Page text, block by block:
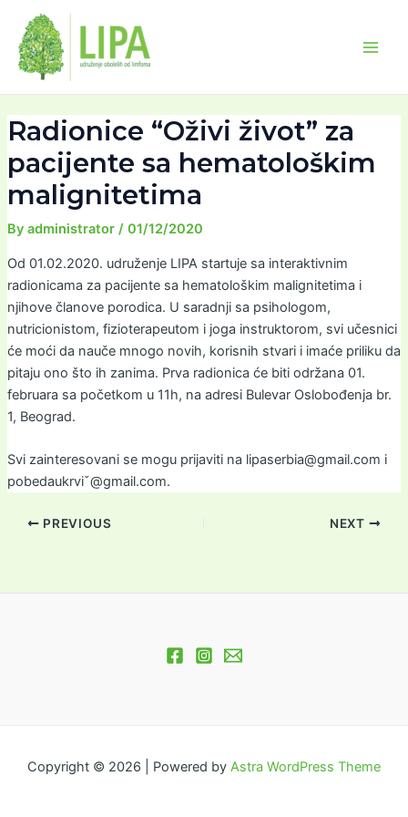
content
Radionice “Oživi život” za
pacijente sa hematološkim
malignitetima
By administrator / 01/12/2020
Od 01.02.2020. udruženje LIPA startuje sa interaktivnim
radionicama za pacijente sa hematološkim malignitetima i
njihove članove porodica. U saradnji sa psihologom,
nutricionistom, fizioterapeutom i joga instruktorom, svi učesnici
će moći da nauče mnogo novih, korisnih stvari i imaće priliku da
pitaju ono što ih zanima. Prva radionica će biti održana 01.
februara sa početkom u 11h, na adresi Bulevar Oslobođenja br.
1, Beograd.
Svi zainteresovani se mogu prijaviti na lipaserbia@gmail.com i
pobedaukrviˇ@gmail.com.
navigation
PREVIOUS NEXT
Copyright © 2026 | Powered by Astra WordPress Theme